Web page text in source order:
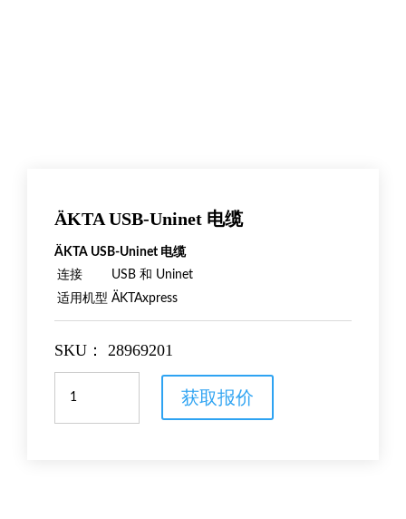
ÄKTA USB-Uninet 电缆
ÄKTA USB-Uninet 电缆
连接
USB 和 Uninet
适用机型 ÄKTAxpress
SKU： 28969201
USB-
获取报价